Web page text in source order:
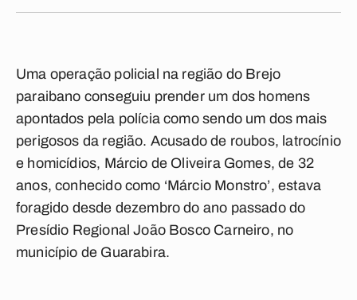
Uma operação policial na região do Brejo
paraibano conseguiu prender um dos homens
apontados pela polícia como sendo um dos mais
perigosos da região. Acusado de roubos, latrocínio
e homicídios, Márcio de Oliveira Gomes, de 32
anos, conhecido como ‘Márcio Monstro’, estava
foragido desde dezembro do ano passado do
Presídio Regional João Bosco Carneiro, no
município de Guarabira.